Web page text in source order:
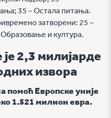
35 – Остала питања.
затворени: 25 –
и култура.
je 2,3 милијарде
извора
помоћ Европске уније
1.521 милион евра.